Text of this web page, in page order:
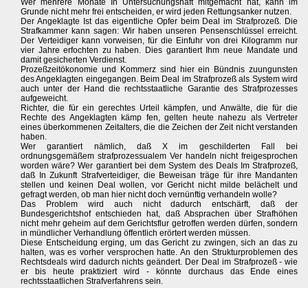
Wer mehrere Monate In Untersuchungshaft mitgemacht hat, kann im
Grunde nicht mehr frei entscheiden, er wird jeden Rettungsanker nutzen.
Der Angeklagte Ist das eigentliche Opfer beim Deal im Strafprozeß. Die
Strafkammer kann sagen: Wir haben unseren Pensenschlüssel erreicht.
Der Verteidiger kann vorweisen, für die Einfuhr von drei Kilogramm nur
vier Jahre erfochten zu haben. Dies garantiert Ihm neue Mandate und
damit gesicherten Verdienst.
Prozeßzeitökonomie und Kommerz sind hier ein Bündnis zuungunsten
des Angeklagten eingegangen. Beim Deal im Strafprozeß als System wird
auch unter der Hand die rechtsstaatliche Garantie des Strafprozesses
aufgeweicht.
Richter, die für ein gerechtes Urteil kämpfen, und Anwälte, die für die
Rechte des Angeklagten kämp fen, gelten heute nahezu als Vertreter
eines überkommenen Zeitalters, die die Zeichen der Zeit nicht verstanden
haben.
Wer garantiert nämlich, daß X im geschilderten Fall bei
ordnungsgemäßem strafprozessualem Ver handeln nicht freigesprochen
worden wäre? Wer garantiert bei dem System des Deals Im Strafprozeß,
daß In Zukunft Strafverteidiger, die Beweisan träge für ihre Mandanten
stellen und keinen Deal wollen, vor Gericht nicht milde belächelt und
gefragt werden, ob man hier nicht doch vernünftig verhandeln wolle?
Das Problem wird auch nicht dadurch entschärft, daß der
Bundesgerichtshof entschieden hat, daß Absprachen über Strafhöhen
nicht mehr geheim auf dem Gerichtsflur getroffen werden dürfen, sondern
in mündlicher Verhandlung öffentlich erörtert werden müssen.
Diese Entscheidung erging, um das Gericht zu zwingen, sich an das zu
halten, was es vorher versprochen hatte. An den Strukturproblemen des
Rechtsdeals wird dadurch nichts geändert. Der Deal im Strafprozeß - wie
er bis heute praktiziert wird - könnte durchaus das Ende eines
rechtsstaatlichen Strafverfahrens sein.